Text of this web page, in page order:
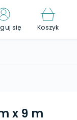
się Koszyk
x 9 m